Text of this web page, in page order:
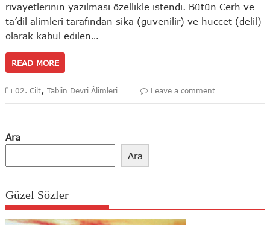
rivayetlerinin yazılması özellikle istendi. Bütün Cerh ve
ta’dil alimleri tarafından sika (güvenilir) ve huccet (delil)
olarak kabul edilen…
READ MORE
02. Cilt,Tabiin Devri Âlimleri Leave a comment
Ara
Ara
Güzel Sözler